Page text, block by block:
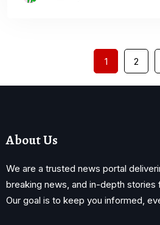
1 2
About Us
We are a trusted news portal
breaking news, and in-depth stories
Our goal is to keep you informed,